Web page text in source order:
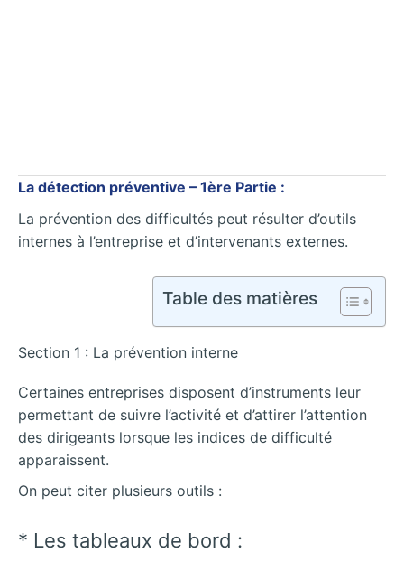
La détection préventive – 1ère Partie :
La prévention des difficultés peut résulter d’outils
internes à l’entreprise et d’intervenants externes.
Table des matières
Section 1 : La prévention interne
Certaines entreprises disposent d’instruments leur
permettant de suivre l’activité et d’attirer l’attention
des dirigeants lorsque les indices de difficulté
apparaissent.
On peut citer plusieurs outils :
* Les tableaux de bord :